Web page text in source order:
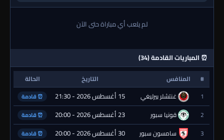
لم يلعب أي مباراة حتى الآن
⏰ المباريات القادمة (34)
# المنافس التاريخ
الحالة
1
غنتشلر بيرليغي 15 أغسطس 2026 - 21:30 ⏰ قادمة
2 قونيا سبور 23 أغسطس 2026 - 20:00 ⏰ قادمة
3 سامسون سبور 30 أغسطس 2026 - 20:00 ⏰ قادمة